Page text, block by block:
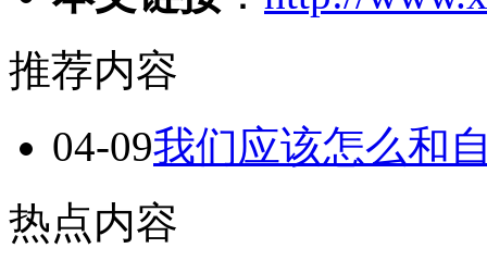
推荐内容
04-09我们应该怎么和
热点内容